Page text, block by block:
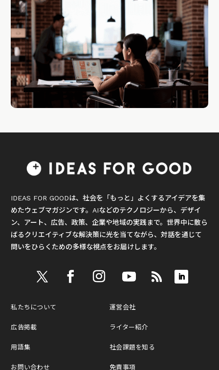
IDEAS FOR GOODは、社会を「もっと」よくするアイデアを集
めたウェブマガジンです。AIなどのテクノロジーから、デザイ
ン、アート、広告、政策、企業や地域の実践まで。世界中に散ら
ばるクリエイティブな解決策に光を当てながら、対話を通じて
問いをひらくための多様な視点をお届けします。
私たちについて
広告掲載
用語集
お問い合わせ
運営会社
ライター紹介
社会課題を知る
免責事項